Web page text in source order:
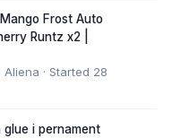
Frost Auto
Runtz x2 |
Aliena · Started 28
i pernament